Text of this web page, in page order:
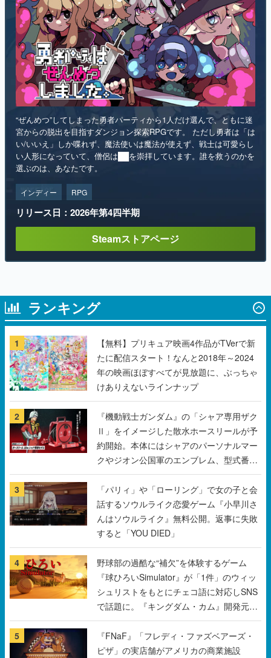
“ぜんめつ”してしまった勇者パーティから1人だけ選んで、ともに迷
宮からの脱出を目指すダンジョン探索RPGです。 ただし勇者は「は
い/いいえ」しか喋れず、魔法使いは魔法が使えず、戦士は可愛らし
い人形になっていて、僧侶は██を崇拝しています。誰を救うのかを
選ぶのは、あなたです。
インディー RPG
リリース日：2026年第4四半期
Steamストアページ
ランキング
1
【無料】プリキュア映画4作品がTVerで新
たに配信スタート！なんと2018年～2024
年の映画ほぼすべてが見放題に、ぶっちゃ
けありえないラインナップ
2
『機動戦士ガンダム』の「シャア専用ザク
Ⅱ」をイメージした散水ホースリールが予
約開始。本体にはシャアのパーソナルマー
クやジオン公国軍のエンブレム、型式番号
などを配置
3
「パリィ」や「ローリング」で女の子と会
話するソウルライク恋愛ゲーム『小早川さ
んはソウルライク』無料公開。返事に失敗
すると「YOU DIED」
4
野球部の過酷な“補欠”を体験するゲーム
『球ひろいSimulator』が「1件」のウィッ
シュリストをもとにチェコ語に対応しSNS
で話題に。『キングダム・カム』開発元や
チェコのプロ野球選手から称賛の声
5
『FNaF』「フレディ・ファズベアーズ・
ピザ」の実店舗がアメリカの商業施設